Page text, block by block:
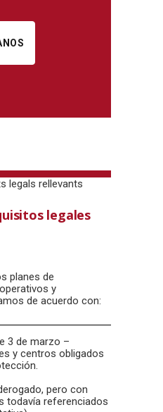
legales
planes de
y
de acuerdo con:
3 de marzo –
y centros obligados
pero con
todavía referenciados